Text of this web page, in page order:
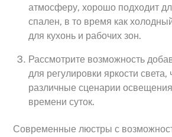
атмосферу, хорошо подходит
спален, в то время как
для кухонь и рабочих зон.
Рассмотрите возможность
для регулировки яркости света,
различные сценарии
времени суток.
Современные люстры с